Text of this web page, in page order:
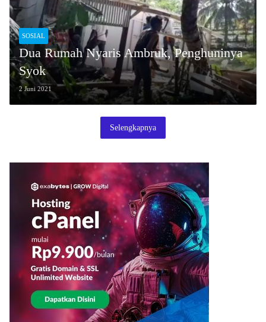
SOSIAL
Dua Rumah Nyaris Ambruk, Penghuninya
Syok
2 Juni 2021
Selengkapnya